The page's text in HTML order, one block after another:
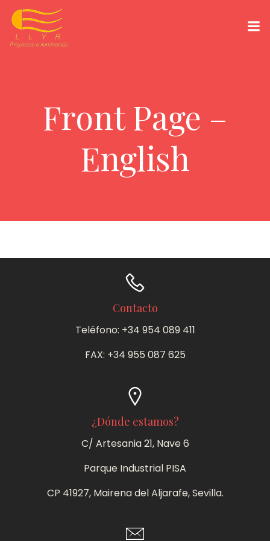
Front Page –
English
Contacto
Teléfono: +34 954 089 411
FAX: +34 955 087 625
¿Dónde estamos?
C/ Artesania 21, Nave 6
Parque Industrial PISA
CP 41927, Mairena del Aljarafe, Sevilla.